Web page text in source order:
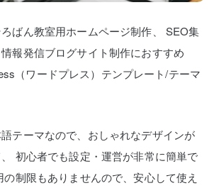
ばん教室用ホームページ制作、
SEO集
報発信ブログサイト制作におすすめ
（ワードプレス）テンプレート/テーマ
テーマなので、おしゃれなデザインが
初心者でも設定・運営が非常に簡単で
の制限もありませんので、安心して使え